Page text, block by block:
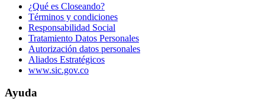
¿Qué es Closeando?
Términos y condiciones
Responsabilidad Social
Tratamiento Datos Personales
Autorización datos personales
Aliados Estratégicos
www.sic.gov.co
Ayuda